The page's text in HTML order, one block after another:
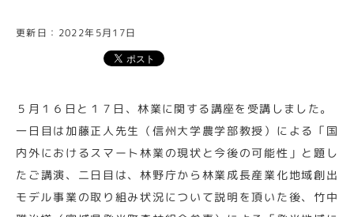
更新日：2022年5月17日
５月１６日と１７日、林業に関する講座を受講しました。
一日目は加藤正人先生（信州大学農学部教授）による「国
内外におけるスマート林業の現状と今後の可能性」と題し
たご講演、二日目は、林野庁から林業成長産業化地域創出
モデル事業の取り組み状況について説明を頂いた後、竹中